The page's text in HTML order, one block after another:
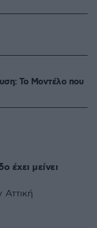
Το Mοντέλο που
έχει μείνει